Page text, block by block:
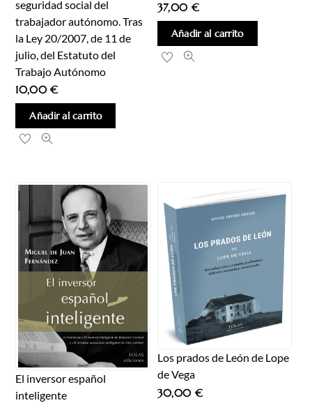
seguridad social del
trabajador autónomo. Tras
la Ley 20/2007, de 11 de
julio, del Estatuto del
Trabajo Autónomo
10,00€
Añadir al carrito
37,00 €
Añadir al carrito
El inversor español
inteligente
Los prados de León de Lope
de Vega
30,00 €